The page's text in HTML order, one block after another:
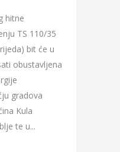
hitne
TS 110/35
bit će u
obustavljena
gradova
Kula
te u...